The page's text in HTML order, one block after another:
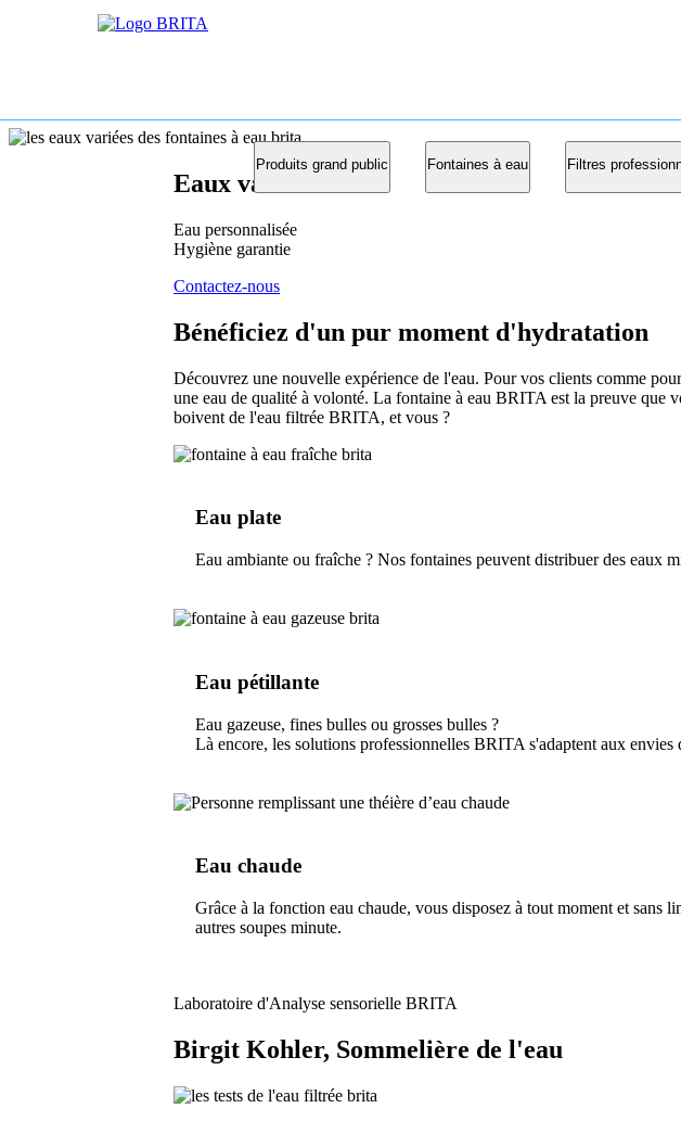
Produits grand public Fontaines à eau Filtres
Eaux variées
Eau personnalisée
Hygiène garantie
Contactez-nous
Bénéficiez d'un pur moment d'hydratation
Découvrez une nouvelle expérience de l'eau. Pour vos clients comme
une eau de qualité à volonté. La fontaine à eau BRITA est la preuve que
boivent de l'eau filtrée BRITA, et vous ?
Eau plate
Eau ambiante ou fraîche ? Nos fontaines peuvent distribuer des eaux
Eau pétillante
Eau gazeuse, fines bulles ou grosses bulles ?
Là encore, les solutions professionnelles BRITA s'adaptent aux
Eau chaude
Grâce à la fonction eau chaude, vous disposez à tout moment et sans
autres soupes minute.
Laboratoire d'Analyse sensorielle BRITA
Birgit Kohler, Sommelière de l'eau